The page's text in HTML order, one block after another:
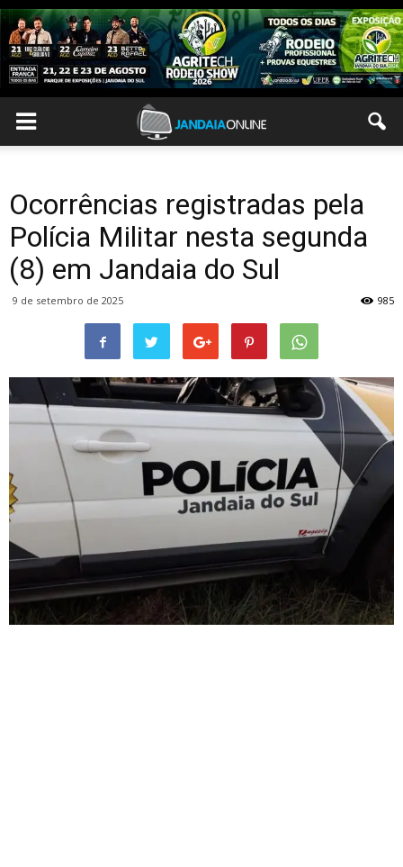
Ocorrências registradas pela
Polícia Militar nesta segunda
(8) em Jandaia do Sul
9 de setembro de 2025 985